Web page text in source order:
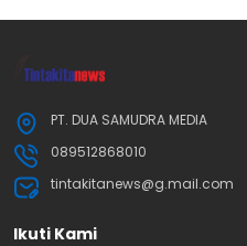
PT. DUA SAMUDRA MEDIA
089512868010
tintakitanews@g.mail.com
Ikuti Kami